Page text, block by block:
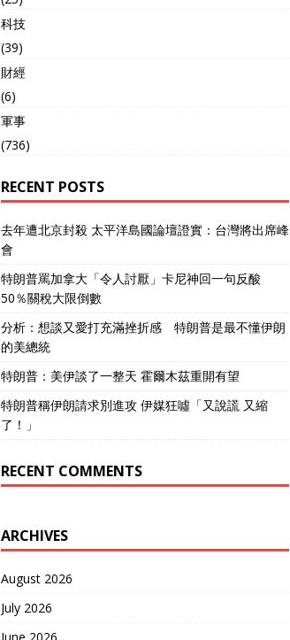
科技
(39)
財經
(6)
軍事
(736)
RECENT POSTS
去年遭北京封殺 太平洋島國論壇證實：台灣將出席峰
會
特朗普罵加拿大「令人討厭」卡尼神回一句反酸
50％關稅大限倒數
分析：想談又愛打充滿挫折感 特朗普是最不懂伊朗
的美總統
特朗普：美伊談了一整天 霍爾木茲重開有望
特朗普稱伊朗請求別進攻 伊媒狂噓「又說謊 又縮
了！」
RECENT COMMENTS
ARCHIVES
August 2026
July 2026